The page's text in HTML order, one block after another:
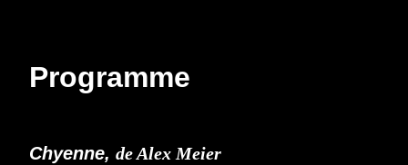
Programme
Chyenne, de Alex Meier